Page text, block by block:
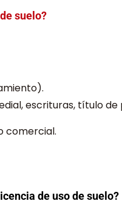
suelo?
escrituras, título de
comercial.
de uso de suelo?